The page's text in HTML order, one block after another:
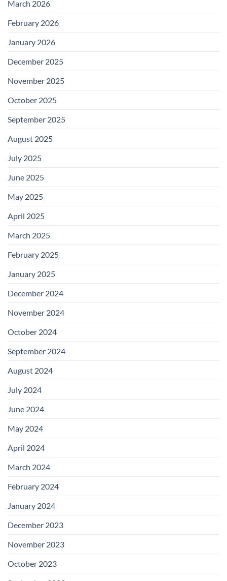
March 2026
February 2026
January 2026
December 2025
November 2025
October 2025
September 2025
August 2025
July 2025
June 2025
May 2025
April 2025
March 2025
February 2025
January 2025
December 2024
November 2024
October 2024
September 2024
August 2024
July 2024
June 2024
May 2024
April 2024
March 2024
February 2024
January 2024
December 2023
November 2023
October 2023